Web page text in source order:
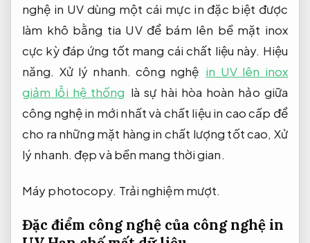
nghệ in UV dùng một cái mực in đặc biệt được
làm khô bằng tia UV để bám lên bề mặt inox
cực kỳ đáp ứng tốt mang cái chất liệu này. Hiệu
năng. Xử lý nhanh. công nghệ in UV lên inox
giảm lỗi hệ thống là sự hài hòa hoàn hảo giữa
công nghệ in mới nhất và chất liệu in cao cấp để
cho ra những mặt hàng in chất lượng tốt cao, Xử
lý nhanh. đẹp và bền mang thời gian.
Máy photocopy. Trải nghiệm mượt.
Đặc điểm công nghệ của công nghệ in